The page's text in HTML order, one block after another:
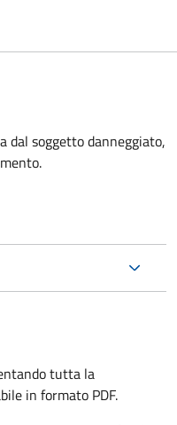
dal soggetto danneggiato,
tutta la
in formato PDF.